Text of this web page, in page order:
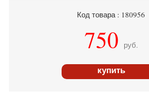
Код товара : 180956
750 руб.
купить